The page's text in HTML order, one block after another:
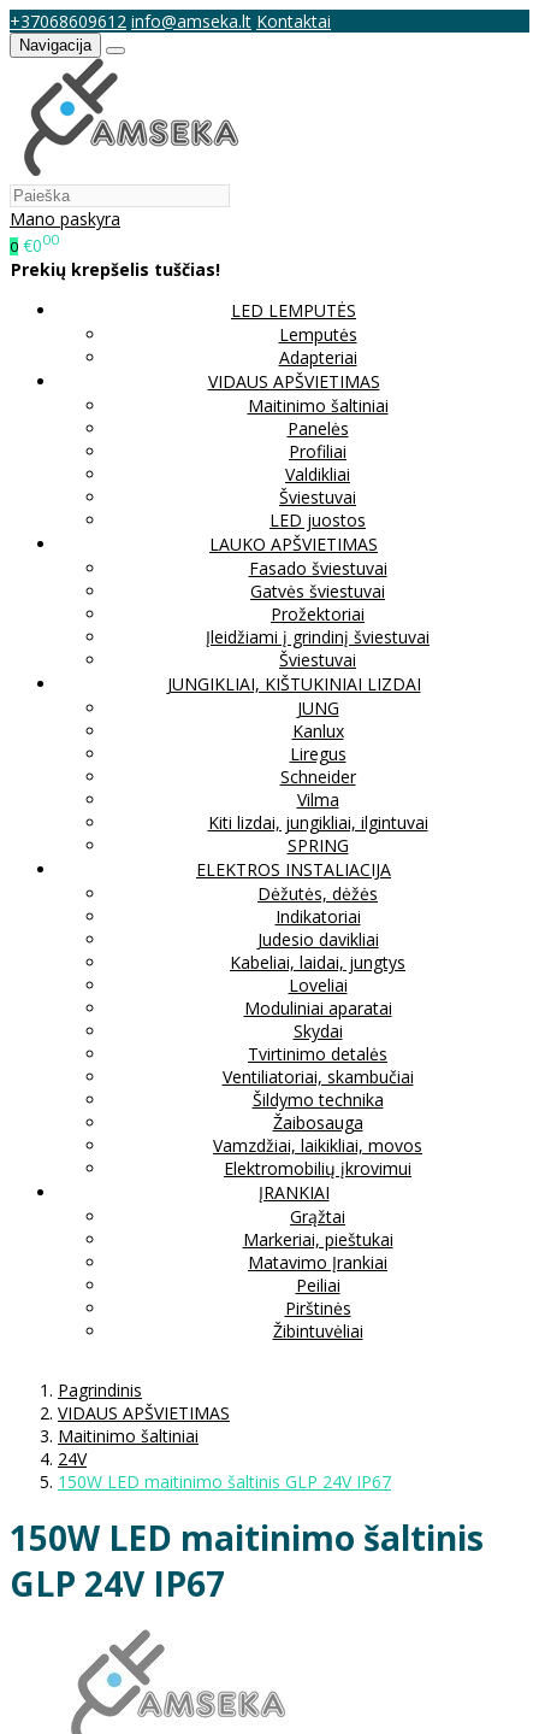
+37068609612 info@amseka.lt Kontaktai
Navigacija
Mano paskyra
0 €000
Prekių krepšelis tuščias!
LED LEMPUTĖS
Lemputės
Adapteriai
VIDAUS APŠVIETIMAS
Maitinimo šaltiniai
Panelės
Profiliai
Valdikliai
Šviestuvai
LED juostos
LAUKO APŠVIETIMAS
Fasado šviestuvai
Gatvės šviestuvai
Prožektoriai
Įleidžiami į grindinį šviestuvai
Šviestuvai
JUNGIKLIAI, KIŠTUKINIAI LIZDAI
JUNG
Kanlux
Liregus
Schneider
Vilma
Kiti lizdai, jungikliai, ilgintuvai
SPRING
ELEKTROS INSTALIACIJA
Dėžutės, dėžės
Indikatoriai
Judesio davikliai
Kabeliai, laidai, jungtys
Loveliai
Moduliniai aparatai
Skydai
Tvirtinimo detalės
Ventiliatoriai, skambučiai
Šildymo technika
Žaibosauga
Vamzdžiai, laikikliai, movos
Elektromobilių įkrovimui
ĮRANKIAI
Grąžtai
Markeriai, pieštukai
Matavimo Įrankiai
Peiliai
Pirštinės
Žibintuvėliai
Pagrindinis
VIDAUS APŠVIETIMAS
Maitinimo šaltiniai
24V
150W LED maitinimo šaltinis GLP 24V IP67
150W LED maitinimo šaltinis
GLP 24V IP67